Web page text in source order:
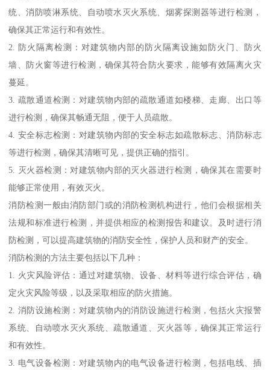
统、消防喷淋系统、自动喷水灭火系统、烟雾探测器等进行检测，
确保其正常运行和有效性。
2. 防火隔离检测：对建筑物内部的防火隔离设施如防火门、防火
墙、防火窗等进行检测，确保其符合防火要求，能够有效隔离火灾
蔓延。
3. 疏散通道检测：对建筑物内部的疏散通道如楼梯、走廊、出口等
进行检测，确保其畅通无阻，便于人员疏散。
4. 安全标志检测：对建筑物内部的安全标志如疏散标志、消防标志
等进行检测，确保其清晰可见，提供正确的指引。
5. 灭火器检测：对建筑物内部的灭火器进行检测，确保其在需要时
能够正常使用，有效灭火。
消防检测一般由消防部门或的消防检测机构进行，他们会根据相关
法规和标准进行检测，并提供相应的检测报告和建议。及时进行消
防检测，可以提高建筑物的消防安全性，保护人员和财产的安全。
消防检测的方法主要包括以下几种：
1. 火灾风险评估：通过对建筑物、设备、材料等进行综合评估，确
定火灾风险等级，以及采取相应的防火措施。
2. 消防设施检测：对建筑物内的消防设施进行检测，包括火灾报警
系统、自动喷水灭火系统、疏散通道、灭火器等，确保其正常运行
和有效性。
3. 电气设备检测：对建筑物内的电气设备进行检测，包括电线、插